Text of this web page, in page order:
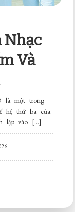
Nhạc
Và
là một trong
hệ thứ ba của
lập vào […]